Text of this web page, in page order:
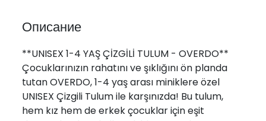
Описание
**UNISEX 1-4 YAŞ ÇİZGİLİ TULUM - OVERDO**
Çocuklarınızın rahatını ve şıklığını ön planda
tutan OVERDO, 1-4 yaş arası miniklere özel
UNISEX Çizgili Tulum ile karşınızda! Bu tulum,
hem kız hem de erkek çocuklar için eşit